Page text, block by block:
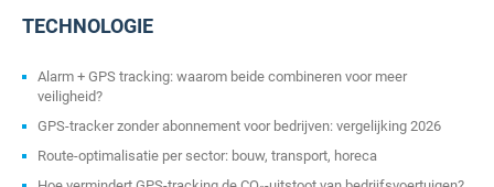
TECHNOLOGIE
Alarm + GPS tracking: waarom beide combineren voor meer
veiligheid?
GPS-tracker zonder abonnement voor bedrijven: vergelijking 2026
Route-optimalisatie per sector: bouw, transport, horeca